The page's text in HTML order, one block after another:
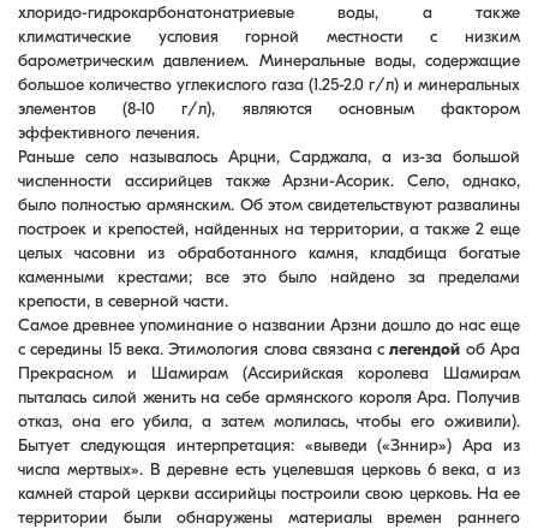
хлоридо-гидрокарбонатoнатриевые воды, а также
климатические условия горной местности с низким
барометрическим давлением. Минеральные воды, содержащие
большое количество углекислого газа (1.25-2.0 г/л) и минеральных
элементов (8-10 г/л), являются основным фактором
эффективного лечения.
Раньше село называлось Арцни, Сарджала, а из-за большой
численности ассирийцев также Арзни-Асорик. Село, однако,
было полностью армянским. Об этом свидетельствуют развалины
построек и крепостей, найденных на территории, а также 2 еще
целых часовни из обработанного камня, кладбища богатые
каменными крестами; все это было найдено за пределами
крепости, в северной части.
Самое древнее упоминание о названии Арзни дошло до нас еще
с середины 15 века. Этимология слова связана слегендой об Ара
Прекрасном и Шамирам (Ассирийская королева Шамирам
пыталась силой женить на себе армянского короля Ара. Получив
отказ, она его убила, а затем молилась, чтобы его оживили).
Бытует следующая интерпретация: «выведи («Зннир») Ара из
числа мертвых». В деревне есть уцелевшая церковь 6 века, а из
камней старой церкви ассирийцы построили свою церковь. На ее
территории были обнаружены материалы времен раннего